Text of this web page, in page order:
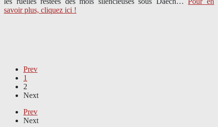
savoir plus, cliquez ici !
Prev
1
2
Next
Prev
Next